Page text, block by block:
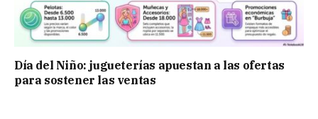
Día del Niño: jugueterías apuestan a las ofertas
para sostener las ventas